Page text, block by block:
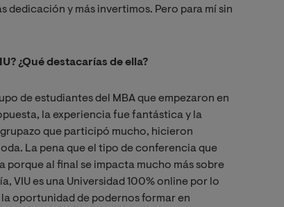
dedicación y más invertimos. Pero para mí sin
¿Qué destacarías de ella?
de estudiantes del MBA que empezaron en
la experiencia fue fantástica y la
que participó mucho, hicieron
La pena que el tipo de conferencia que
porque al final se impacta mucho más sobre
VIU es una Universidad 100% online por lo
oportunidad de podernos formar en